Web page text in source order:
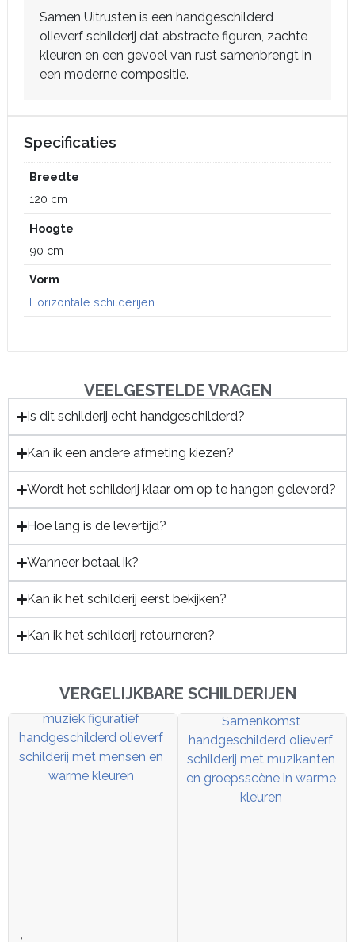
Samen Uitrusten is een handgeschilderd
olieverf schilderij dat abstracte figuren, zachte
kleuren en een gevoel van rust samenbrengt in
een moderne compositie.
Specificaties
Breedte
120 cm
Hoogte
90 cm
Vorm
Horizontale schilderijen
VEELGESTELDE VRAGEN
Is dit schilderij echt handgeschilderd?
Kan ik een andere afmeting kiezen?
Wordt het schilderij klaar om op te hangen geleverd?
Hoe lang is de levertijd?
Wanneer betaal ik?
Kan ik het schilderij eerst bekijken?
Kan ik het schilderij retourneren?
VERGELIJKBARE SCHILDERIJEN